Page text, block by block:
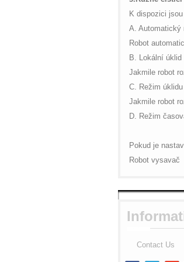
K dispozici
A. Automatický
Robot
B. Lokální úklid
Jakmile robot
C. Režim
Jakmile robot
D. Režim
Pokud je
Robot vysavač
Contact Us